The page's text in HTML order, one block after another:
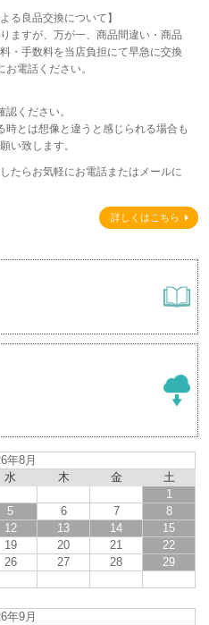
る良品交換について】
ますが、万が一、商品間違い・商品
・手数料を当店負担にて早急に交換
電話ください。
ください。
とは想像と違うと感じられる場合も
い致します。
たらお気軽にお電話またはメールに
詳しくはこちら
年8月
水 木 金
土
1
5 6 7
8
12 13 14
15
19 20 21
22
26 27 28
29
年9月